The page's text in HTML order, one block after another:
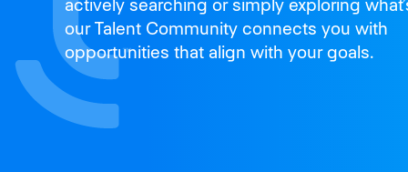
actively searching or simply exploring
our Talent Community connects you with
opportunities that align with your goals.